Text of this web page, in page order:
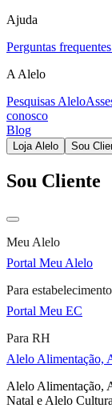
Ajuda
Perguntas
A Alelo
Pesquisas Alelo
conosco
Blog
Loja Alelo Sou
Sou Cliente
Meu Alelo
Portal Meu Alelo
Para estabelecimento
Portal Meu EC
Para RH
Alelo Alimentação,
Alelo Alimentação,
Natal e Alelo Cultura